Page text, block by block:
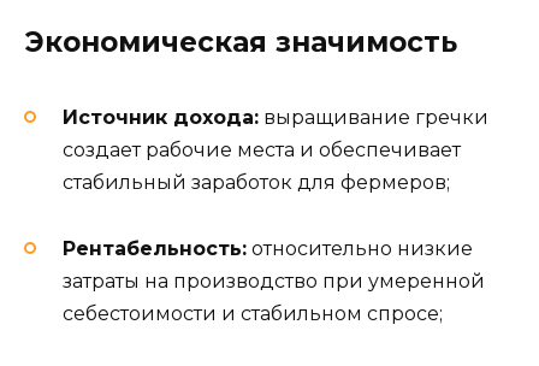
Экономическая значимость
Источник дохода: выращивание гречки
создает рабочие места и обеспечивает
стабильный заработок для фермеров;
Рентабельность: относительно низкие
затраты на производство при умеренной
себестоимости и стабильном спросе;